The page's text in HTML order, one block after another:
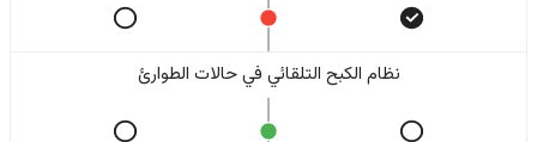
نظام الكبح التلقائي في حالات الطوارئ